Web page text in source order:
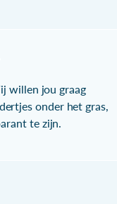
willen jou graag
onder het gras,
te zijn.